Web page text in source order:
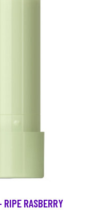
RASBERRY